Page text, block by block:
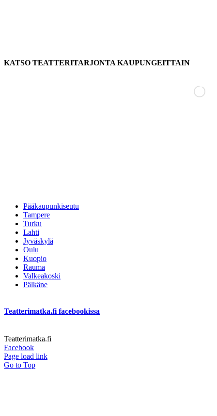
KATSO TEATTERITARJONTA KAUPUNGEITTAIN
Pääkaupunkiseutu
Tampere
Turku
Lahti
Jyväskylä
Oulu
Kuopio
Rauma
Valkeakoski
Pälkäne
Teatterimatka.fi facebookissa
Teatterimatka.fi
Facebook
Page load link
Go to Top